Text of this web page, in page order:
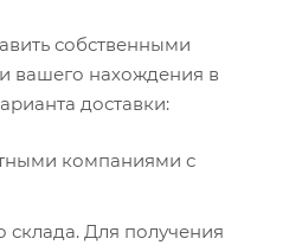
собственными
вашего нахождения в
доставки:
компаниями с
Для получения